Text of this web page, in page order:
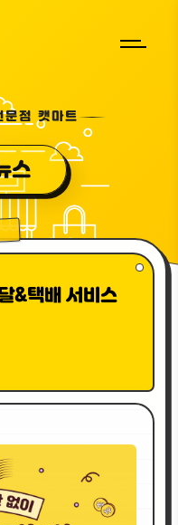
점 캣마트
스
&택배 서비스